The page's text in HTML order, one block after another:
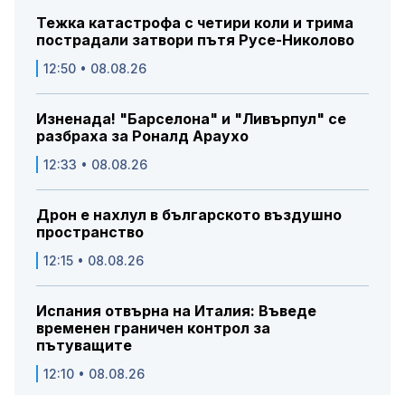
Тежка катастрофа с четири коли и трима
пострадали затвори пътя Русе-Николово
12:50 • 08.08.26
Изненада! "Барселона" и "Ливърпул" се
разбраха за Роналд Араухо
12:33 • 08.08.26
Дрон е нахлул в българското въздушно
пространство
12:15 • 08.08.26
Испания отвърна на Италия: Въведе
временен граничен контрол за
пътуващите
12:10 • 08.08.26